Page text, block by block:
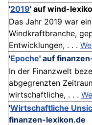
'2019' auf wind-
Das Jahr 2019 war
Windkraftbranche,
Entwicklungen, . . .
'Epoche' auf
In der Finanzwelt
abgegrenzten
wirtschaftliche, . . .
'Wirtschaftliche
finanzen-lexikon.de